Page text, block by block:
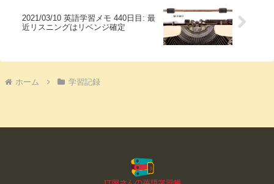
2021/03/10 英語学習メモ 440日目: 最
近リスニングはリベンジ確定
ホーム 学習記録